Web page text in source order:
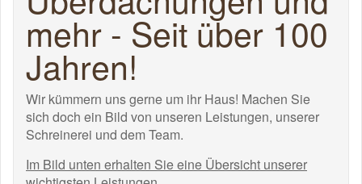
mehr - Seit über 100
Jahren!
Wir kümmern uns gerne um ihr Haus! Machen Sie
sich doch ein Bild von unseren Leistungen, unserer
Schreinerei und dem Team.
Im Bild unten erhalten Sie eine Übersicht unserer